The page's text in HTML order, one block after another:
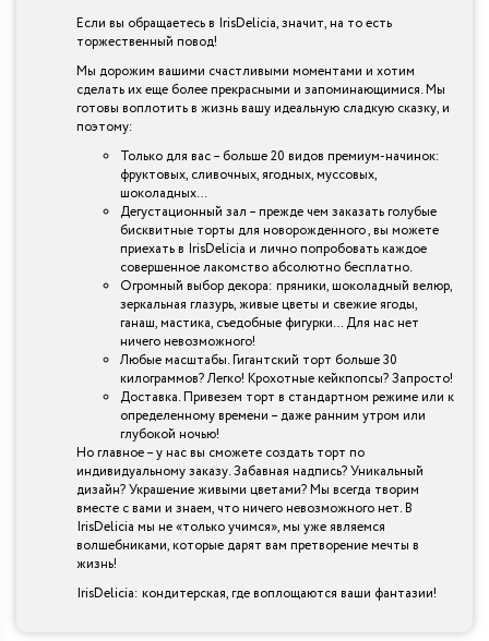
Если вы обращаетесь в IrisDelicia, значит, на то есть
торжественный повод!
Мы дорожим вашими счастливыми моментами и хотим
сделать их еще более прекрасными и запоминающимися. Мы
готовы воплотить в жизнь вашу идеальную сладкую сказку, и
поэтому:
Только для вас – больше 20 видов премиум-начинок:
фруктовых, сливочных, ягодных, муссовых,
шоколадных…
Дегустационный зал – прежде чем заказать голубые
бисквитные торты для новорожденного , вы можете
приехать в IrisDelicia и лично попробовать каждое
совершенное лакомство абсолютно бесплатно.
Огромный выбор декора: пряники, шоколадный велюр,
зеркальная глазурь, живые цветы и свежие ягоды,
ганаш, мастика, съедобные фигурки… Для нас нет
ничего невозможного!
Любые масштабы. Гигантский торт больше 30
килограммов? Легко! Крохотные кейкпопсы? Запросто!
Доставка. Привезем торт в стандартном режиме или к
определенному времени – даже ранним утром или
глубокой ночью!
Но главное – у нас вы сможете создать торт по
индивидуальному заказу. Забавная надпись? Уникальный
дизайн? Украшение живыми цветами? Мы всегда творим
вместе с вами и знаем, что ничего невозможного нет. В
IrisDelicia мы не «только учимся», мы уже являемся
волшебниками, которые дарят вам претворение мечты в
жизнь!
IrisDelicia: кондитерская, где воплощаются ваши фантазии!